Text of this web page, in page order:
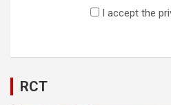
I accept the
RCT